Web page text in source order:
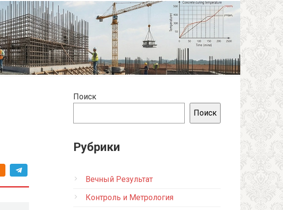
Поиск
Поиск
Рубрики
Вечный Результат
Контроль и Метрология